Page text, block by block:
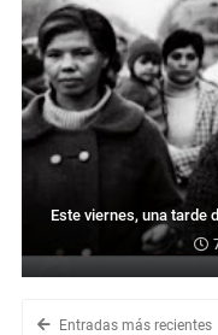
Este viernes, una tarde
Entradas más recientes